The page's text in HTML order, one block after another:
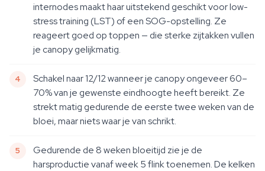
internodes maakt haar uitstekend geschikt voor low-
stress training (LST) of een SOG-opstelling. Ze
reageert goed op toppen — die sterke zijtakken vullen
je canopy gelijkmatig.
Schakel naar 12/12 wanneer je canopy ongeveer 60–
70% van je gewenste eindhoogte heeft bereikt. Ze
strekt matig gedurende de eerste twee weken van de
bloei, maar niets waar je van schrikt.
Gedurende de 8 weken bloeitijd zie je de
harsproductie vanaf week 5 flink toenemen. De kelken